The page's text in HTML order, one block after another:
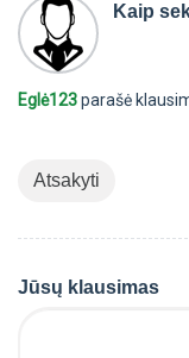
Kaip
Eglė123parašė
Atsakyti
Jūsų klausimas